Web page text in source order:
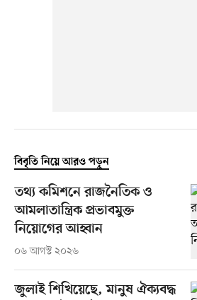
বিবৃতি নিয়ে আরও পড়ুন
তথ্য কমিশনে রাজনৈতিক ও
আমলাতান্ত্রিক প্রভাবমুক্ত
নিয়োগের আহ্বান
০৬ আগস্ট ২০২৬
জুলাই শিখিয়েছে, মানুষ ঐক্যবদ্ধ